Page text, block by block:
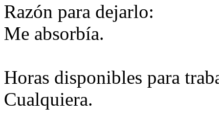
Razón para dejarlo:
Me absorbía.
Horas disponibles para
Cualquiera.